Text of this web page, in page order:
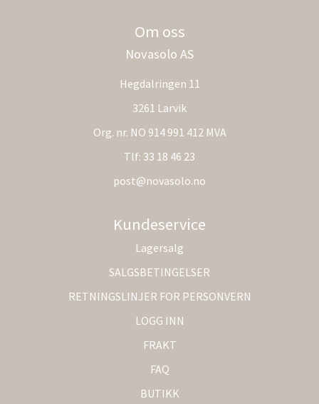
Om oss
Novasolo AS
Hegdalringen 11
3261 Larvik
Org. nr. NO 914 991 412 MVA
Tlf: 33 18 46 23
post@novasolo.no
Kundeservice
Lagersalg
SALGSBETINGELSER
RETNINGSLINJER FOR PERSONVERN
LOGG INN
FRAKT
FAQ
BUTIKK